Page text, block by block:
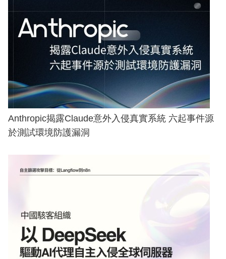
Anthropic揭露Claude意外入侵真實系統 六起事件源
於測試環境防護漏洞